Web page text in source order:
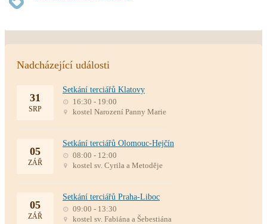
Nadcházející události
31
SRP
Setkání terciářů Klatovy
16:30 - 19:00
kostel Narození Panny Marie
05
ZÁŘ
Setkání terciářů Olomouc-Hejčín
08:00 - 12:00
kostel sv. Cyrila a Metoděje
05
ZÁŘ
Setkání terciářů Praha-Liboc
09:00 - 13:30
kostel sv. Fabiána a Šebestiána